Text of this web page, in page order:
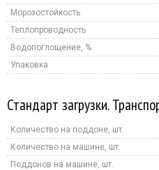
Морозостойкость
Теплопроводность
Водопоглощение, %
Упаковка
Стандарт загрузки.
Количество на поддоне, шт.
Количество на машине, шт.
Поддонов на машине, шт.